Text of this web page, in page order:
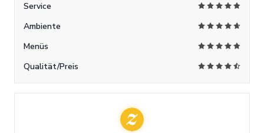
Service
Ambiente
Menüs
Qualität/Preis